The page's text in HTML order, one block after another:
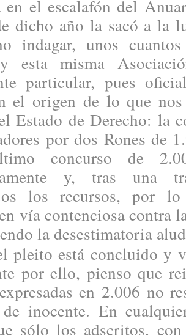
en el escalafón del
dicho año la sacó a la
indagar, unos
esta misma
particular, pues
el origen de lo que nos
Estado de Derecho: la
por dos Rones de
concurso de
y, tras una
los recursos, por
vía contenciosa contra
la desestimatoria
está concluido y
por ello, pienso que
en 2.006 no
inocente. En
sólo los adscritos,